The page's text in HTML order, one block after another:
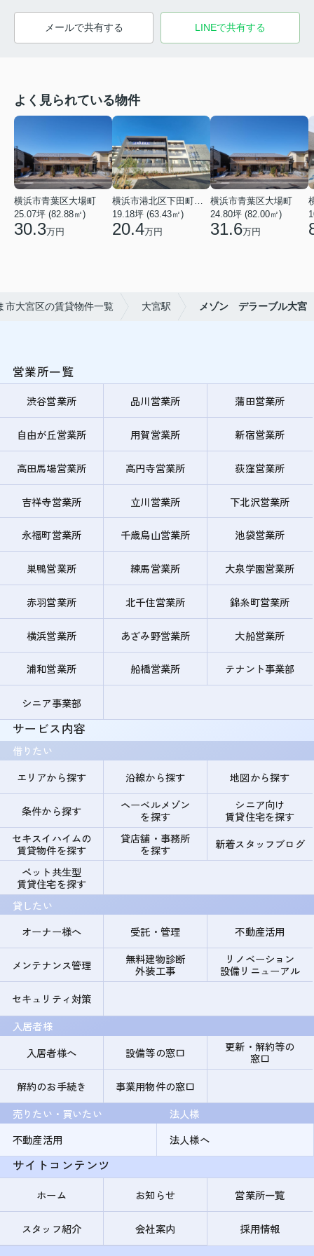
メールで共有する LINEで共有する
よく見られている物件
横浜市青葉区大場町
25.07坪 (82.88㎡)
30.3万円
19.18坪 (63.43㎡)
20.4万円
横浜市青葉区大場町
24.80坪 (82.00㎡)
31.6万円
市大宮区の賃貸物件一覧 大宮駅 メゾン デラーブル大宮
営業所一覧
渋谷営業所 品川営業所 蒲田営業所
自由が丘営業所 用賀営業所 新宿営業所
高田馬場営業所 高円寺営業所 荻窪営業所
吉祥寺営業所 立川営業所 下北沢営業所
永福町営業所 千歳烏山営業所 池袋営業所
巣鴨営業所 練馬営業所 大泉学園営業所
赤羽営業所 北千住営業所 錦糸町営業所
横浜営業所 あざみ野営業所 大船営業所
浦和営業所 船橋営業所 テナント事業部
シニア事業部
サービス内容
借りたい
エリアから探す
沿線から探す 地図から探す
条件から探す
ヘーベルメゾン
を探す
シニア向け
賃貸住宅を探す
セキスイハイムの
賃貸物件を探す
貸店舗・事務所
を探す
新着スタッフブログ
ペット共生型
賃貸住宅を探す
貸したい
オーナー様へ
受託・管理 不動産活用
メンテナンス管理
無料建物診断
外装工事
リノベーション
設備リニューアル
セキュリティ対策
入居者様
入居者様へ
設備等の窓口
更新・解約等の
窓口
解約のお手続き
事業用物件の窓口
売りたい・買いたい
不動産活用
法人様
法人様へ
サイトコンテンツ
ホーム お知らせ 営業所一覧
スタッフ紹介 会社案内 採用情報